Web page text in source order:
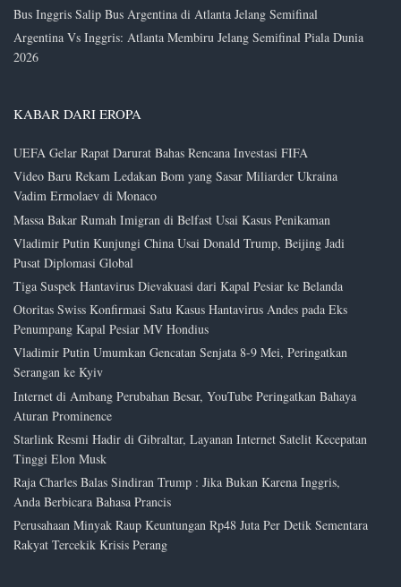
Bus Inggris Salip Bus Argentina di Atlanta Jelang Semifinal
Argentina Vs Inggris: Atlanta Membiru Jelang Semifinal Piala Dunia
2026
KABAR DARI EROPA
UEFA Gelar Rapat Darurat Bahas Rencana Investasi FIFA
Video Baru Rekam Ledakan Bom yang Sasar Miliarder Ukraina
Vadim Ermolaev di Monaco
Massa Bakar Rumah Imigran di Belfast Usai Kasus Penikaman
Vladimir Putin Kunjungi China Usai Donald Trump, Beijing Jadi
Pusat Diplomasi Global
Tiga Suspek Hantavirus Dievakuasi dari Kapal Pesiar ke Belanda
Otoritas Swiss Konfirmasi Satu Kasus Hantavirus Andes pada Eks
Penumpang Kapal Pesiar MV Hondius
Vladimir Putin Umumkan Gencatan Senjata 8-9 Mei, Peringatkan
Serangan ke Kyiv
Internet di Ambang Perubahan Besar, YouTube Peringatkan Bahaya
Aturan Prominence
Starlink Resmi Hadir di Gibraltar, Layanan Internet Satelit Kecepatan
Tinggi Elon Musk
Raja Charles Balas Sindiran Trump : Jika Bukan Karena Inggris,
Anda Berbicara Bahasa Prancis
Perusahaan Minyak Raup Keuntungan Rp48 Juta Per Detik Sementara
Rakyat Tercekik Krisis Perang